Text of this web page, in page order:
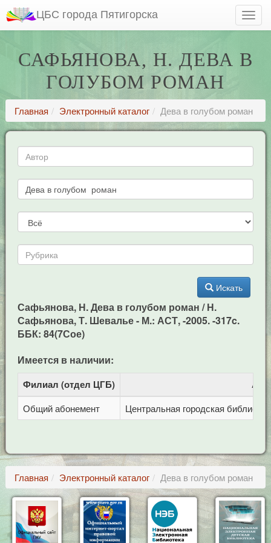
ЦБС города Пятигорска
САФЬЯНОВА, Н. ДЕВА В
ГОЛУБОМ РОМАН
Главная Электронный каталог Дева в голубом роман
Искать
Сафьянова, Н. Дева в голубом роман / Н.
Сафьянова, Т. Шевалье - М.: АСТ, -2005. -317c.
ББК: 84(7Сое)
Имеется в наличии:
Филиал (отдел ЦГБ)
Общий абонемент Центральная городская
Главная Электронный каталог Дева в голубом роман